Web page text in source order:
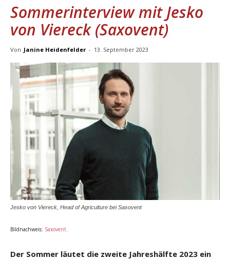
Sommerinterview mit Jesko
von Viereck (Saxovent)
Von Janine Heidenfelder - 13. September 2023
Jesko von Viereck, Head of Agriculture bei Saxovent
Bildnachweis: Saxovent
Der Sommer läutet die zweite Jahreshälfte 2023 ein